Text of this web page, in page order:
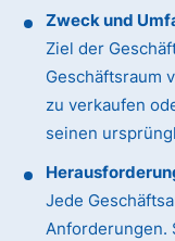
Zweck und
Ziel der
Geschäftsraum
zu verkaufen
seinen
Jede
Anforderungen.